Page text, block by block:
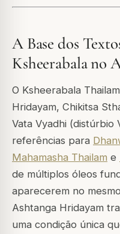
A Base dos
Ksheerabala no
O Ksheerabala
Hridayam, Chikitsa
Vata Vyadhi (distúrbio
referências para
Mahamasha Thailam e
de múltiplos óleos
aparecerem no
Ashtanga Hridayam
uma condição única